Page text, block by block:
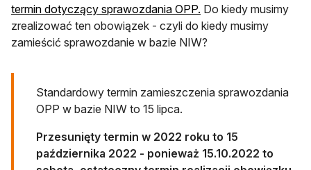
termin dotyczący sprawozdania OPP. Do kiedy musimy
zrealizować ten obowiązek - czyli do kiedy musimy
zamieścić sprawozdanie w bazie NIW?
Standardowy termin zamieszczenia sprawozdania
OPP w bazie NIW to 15 lipca.
Przesunięty termin w 2022 roku to 15
października 2022 - ponieważ 15.10.2022 to